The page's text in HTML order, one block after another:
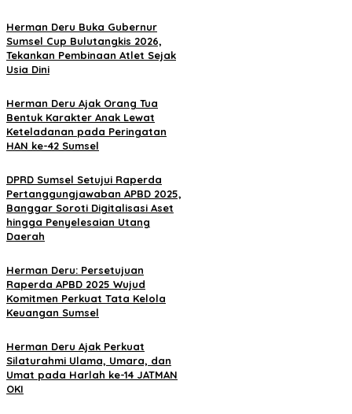
Herman Deru Buka Gubernur
Sumsel Cup Bulutangkis 2026,
Tekankan Pembinaan Atlet Sejak
Usia Dini
Herman Deru Ajak Orang Tua
Bentuk Karakter Anak Lewat
Keteladanan pada Peringatan
HAN ke-42 Sumsel
DPRD Sumsel Setujui Raperda
Pertanggungjawaban APBD 2025,
Banggar Soroti Digitalisasi Aset
hingga Penyelesaian Utang
Daerah
Herman Deru: Persetujuan
Raperda APBD 2025 Wujud
Komitmen Perkuat Tata Kelola
Keuangan Sumsel
Herman Deru Ajak Perkuat
Silaturahmi Ulama, Umara, dan
Umat pada Harlah ke-14 JATMAN
OKI